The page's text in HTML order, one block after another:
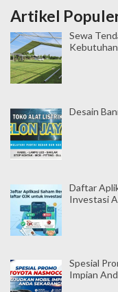
Artikel
Sewa
Desain
Daftar
Investasi
Spesial
Impian